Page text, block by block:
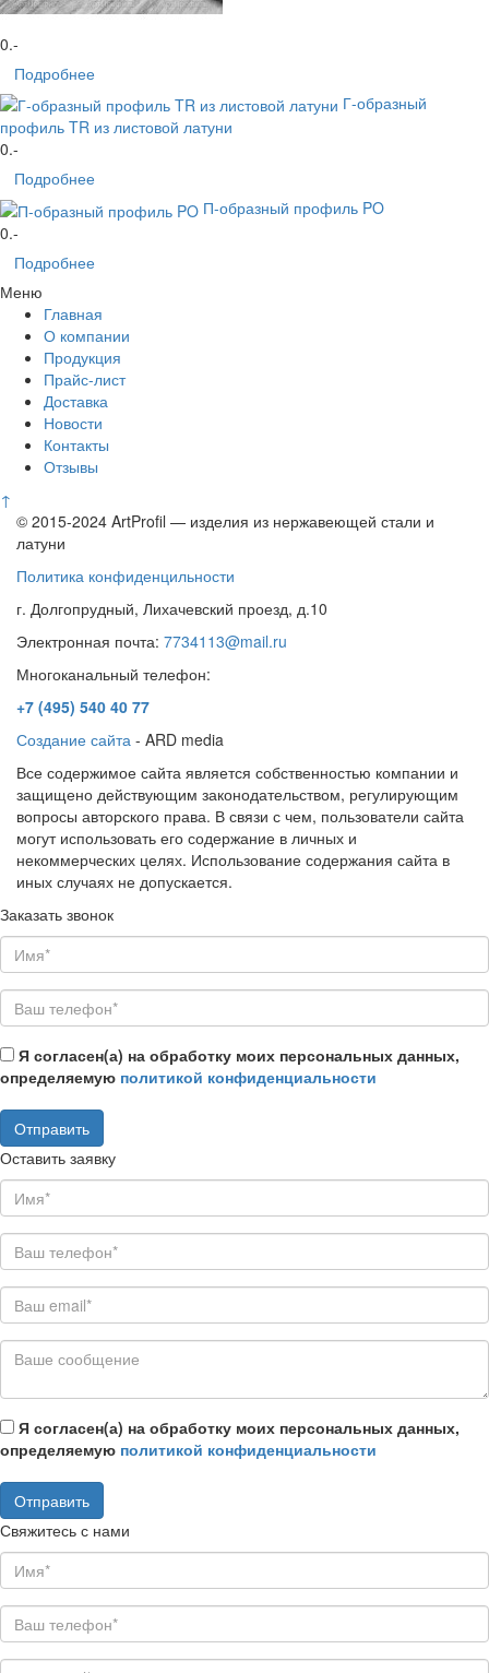
0.-
Подробнее
Г-образный
профиль TR из листовой латуни
0.-
Подробнее
П-образный профиль PO
0.-
Подробнее
Меню
Главная
О компании
Продукция
Прайс-лист
Доставка
Новости
Контакты
Отзывы
↑
© 2015-2024 ArtProfil — изделия из нержавеющей стали и
латуни
Политика конфиденцильности
г. Долгопрудный, Лихачевский проезд, д.10
Электронная почта: 7734113@mail.ru
Многоканальный телефон:
+7 (495) 540 40 77
Создание сайта - ARD media
Все содержимое сайта является собственностью компании и
защищено действующим законодательством, регулирующим
вопросы авторского права. В связи с чем, пользователи сайта
могут использовать его содержание в личных и
некоммерческих целях. Использование содержания сайта в
иных случаях не допускается.
Заказать звонок
Я согласен(а) на обработку моих персональных данных,
определяемую политикой конфиденциальности
Оставить заявку
Я согласен(а) на обработку моих персональных данных,
определяемую политикой конфиденциальности
Свяжитесь с нами